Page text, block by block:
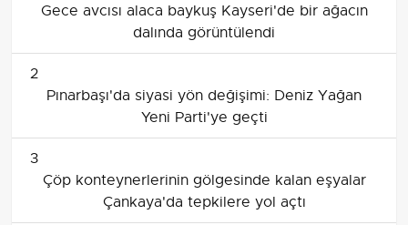
Gece avcısı alaca baykuş Kayseri'de bir ağacın
dalında görüntülendi
2
Pınarbaşı'da siyasi yön değişimi: Deniz Yağan
Yeni Parti'ye geçti
3
Çöp konteynerlerinin gölgesinde kalan eşyalar
Çankaya'da tepkilere yol açtı